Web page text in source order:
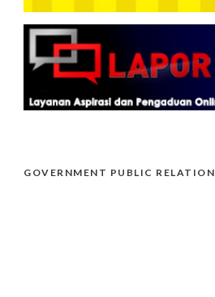
GOVERNMENT PUBLIC RELATION